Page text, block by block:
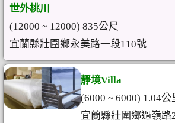
世外桃川
(12000 ~ 12000) 835公尺
宜蘭縣壯圍鄉永美路一段110號
靜境Villa
(6000 ~ 6000) 1.04公
宜蘭縣壯圍鄉過嶺路